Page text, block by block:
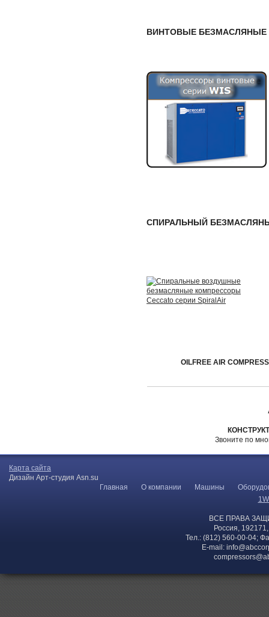
ВИНТОВЫЕ
СПИРАЛЬНЫЙ
OILFREE AIR
Звоните по
Карта сайта
Дизайн Арт-студия Asn.su
Главная
О компании Машины
ВСЕ ПРАВА
Россия,
Тел.: (812) 560-00-04;
E-mail: